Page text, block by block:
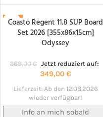
-5%
NACHBESTELLT!
Coasto Regent 11.8 SUP Board
Set 2026 [355x86x15cm]
Odyssey
369,00€ Jetzt reduziert auf:
349,00€
Lieferzeit: Ab den 12.08.2026
wieder verfügbar!
Info an mich sobald